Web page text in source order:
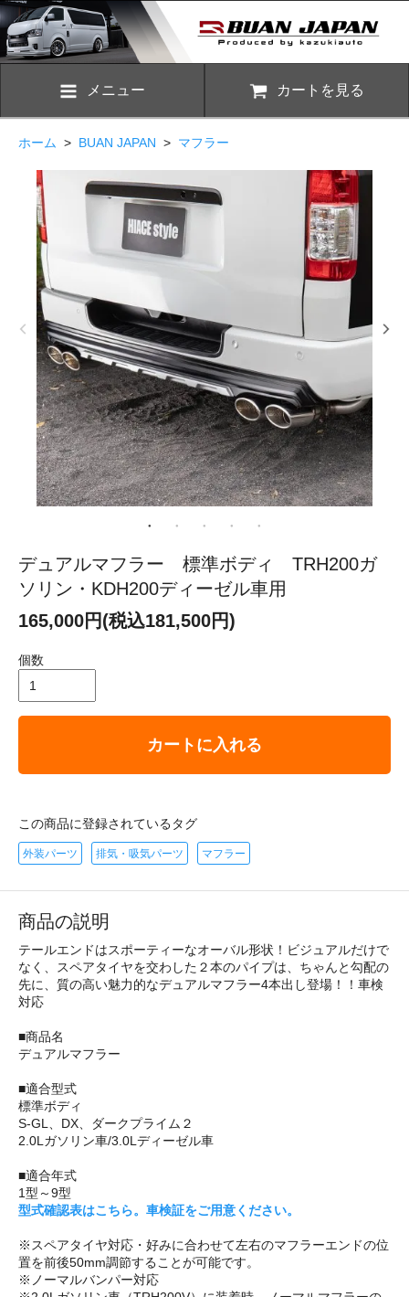
メニュー カートを見る
ホーム > BUAN JAPAN > マフラー
デュアルマフラー 標準ボディ TRH200ガ
ソリン・KDH200ディーゼル車用
165,000円(税込181,500円)
個数
カートに入れる
この商品に登録されているタグ
外装パーツ 排気・吸気パーツ マフラー
商品の説明
テールエンドはスポーティーなオーバル形状！ビジュアルだけで
なく、スペアタイヤを交わした２本のパイプは、ちゃんと勾配の
先に、質の高い魅力的なデュアルマフラー4本出し登場！！車検
対応
■商品名
デュアルマフラー
■適合型式
標準ボディ
S-GL、DX、ダークプライム２
2.0Lガソリン車/3.0Lディーゼル車
■適合年式
1型～9型
型式確認表はこちら。車検証をご用意ください。
※スペアタイヤ対応・好みに合わせて左右のマフラーエンドの位
置を前後50mm調節することが可能です。
※ノーマルバンパー対応